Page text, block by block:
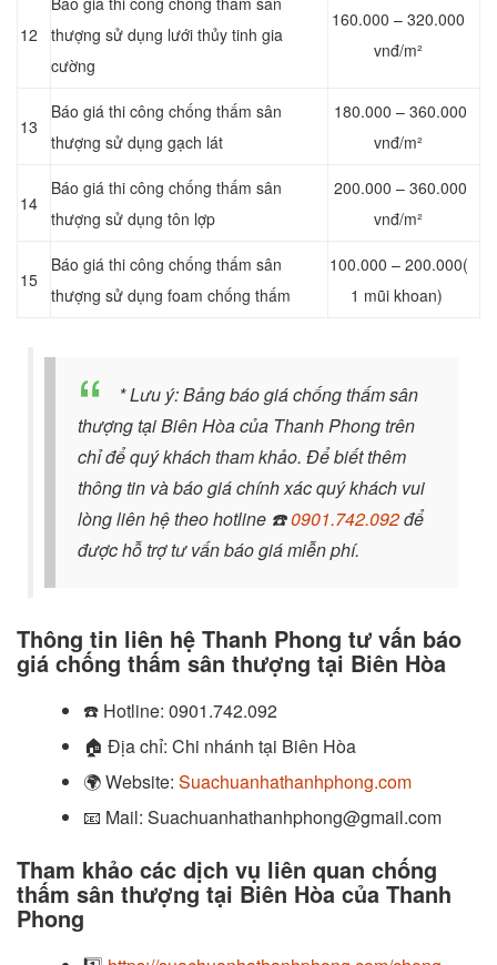
12
thượng sử dụng lưới thủy tinh gia
cường
160.000 – 320.000
vnđ/m²
13
Báo giá thi công chống thấm sân
thượng sử dụng gạch lát
180.000 – 360.000
vnđ/m²
14
Báo giá thi công chống thấm sân
thượng sử dụng tôn lợp
200.000 – 360.000
vnđ/m²
15
Báo giá thi công chống thấm sân
thượng sử dụng foam chống thấm
100.000 – 200.000(
1 mũi khoan)
* Lưu ý: Bảng báo giá chống thấm sân
thượng tại Biên Hòa của Thanh Phong trên
chỉ để quý khách tham khảo. Để biết thêm
thông tin và báo giá chính xác quý khách vui
lòng liên hệ theo hotline ☎️0901.742.092để
được hỗ trợ tư vấn báo giá miễn phí.
Thông tin liên hệ Thanh Phong tư vấn báo
giá chống thấm sân thượng tại Biên Hòa
☎️ Hotline: 0901.742.092
🏠 Địa chỉ: Chi nhánh tại Biên Hòa
🌍Website: Suachuanhathanhphong.com
📧 Mail: Suachuanhathanhphong@gmail.com
Tham khảo các dịch vụ liên quan chống
thấm sân thượng tại Biên Hòa của Thanh
Phong